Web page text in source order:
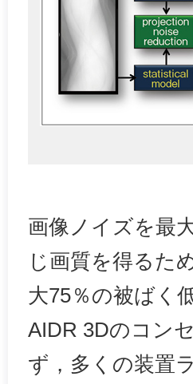
画像ノイズを最
じ画質を得るた
大75％の被ばく
AIDR 3Dのコン
ず，多くの装置